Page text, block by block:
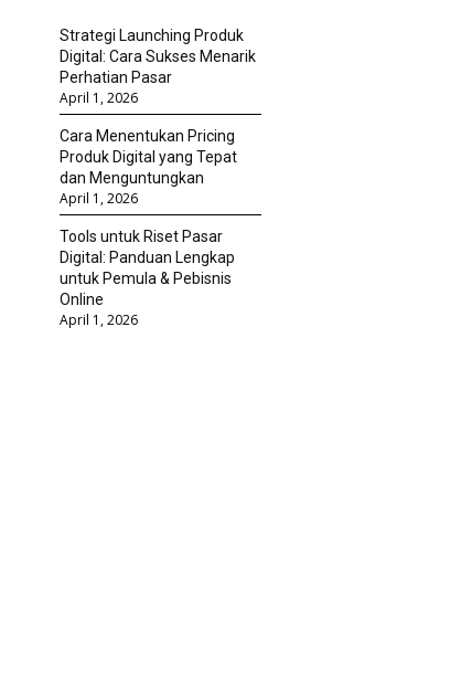
Strategi Launching Produk
Digital: Cara Sukses Menarik
Perhatian Pasar
April 1, 2026
Cara Menentukan Pricing
Produk Digital yang Tepat
dan Menguntungkan
April 1, 2026
Tools untuk Riset Pasar
Digital: Panduan Lengkap
untuk Pemula & Pebisnis
Online
April 1, 2026